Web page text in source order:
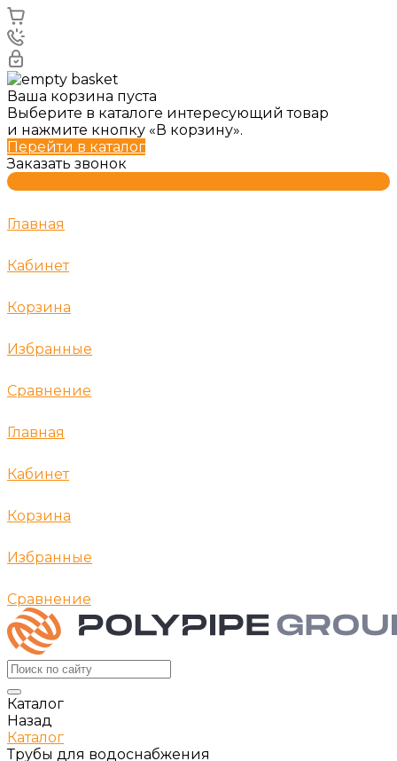
Ваша корзина пуста
Выберите в каталоге интересующий товар
и нажмите кнопку «В корзину».
Перейти в каталог
Заказать звонок
Главная
Кабинет
Корзина
Избранные
Сравнение
Главная
Кабинет
Корзина
Избранные
Сравнение
Каталог
Назад
Каталог
Трубы для водоснабжения